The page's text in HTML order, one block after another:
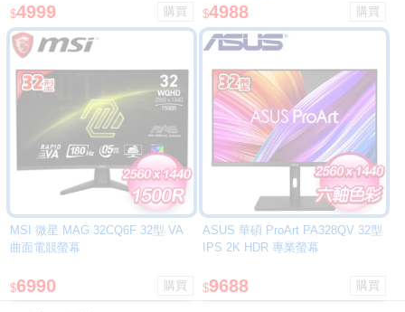
$4999
$4988
MSI 微星 MAG 32CQ6F 32型 VA
曲面電競螢幕
$6990
ASUS 華碩 ProArt PA328QV 32型
IPS 2K HDR 專業螢幕
$9688